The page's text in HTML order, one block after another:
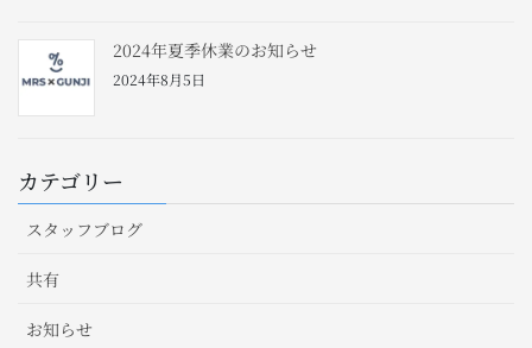
2024年夏季休業のお知らせ
2024年8月5日
カテゴリー
スタッフブログ
共有
お知らせ